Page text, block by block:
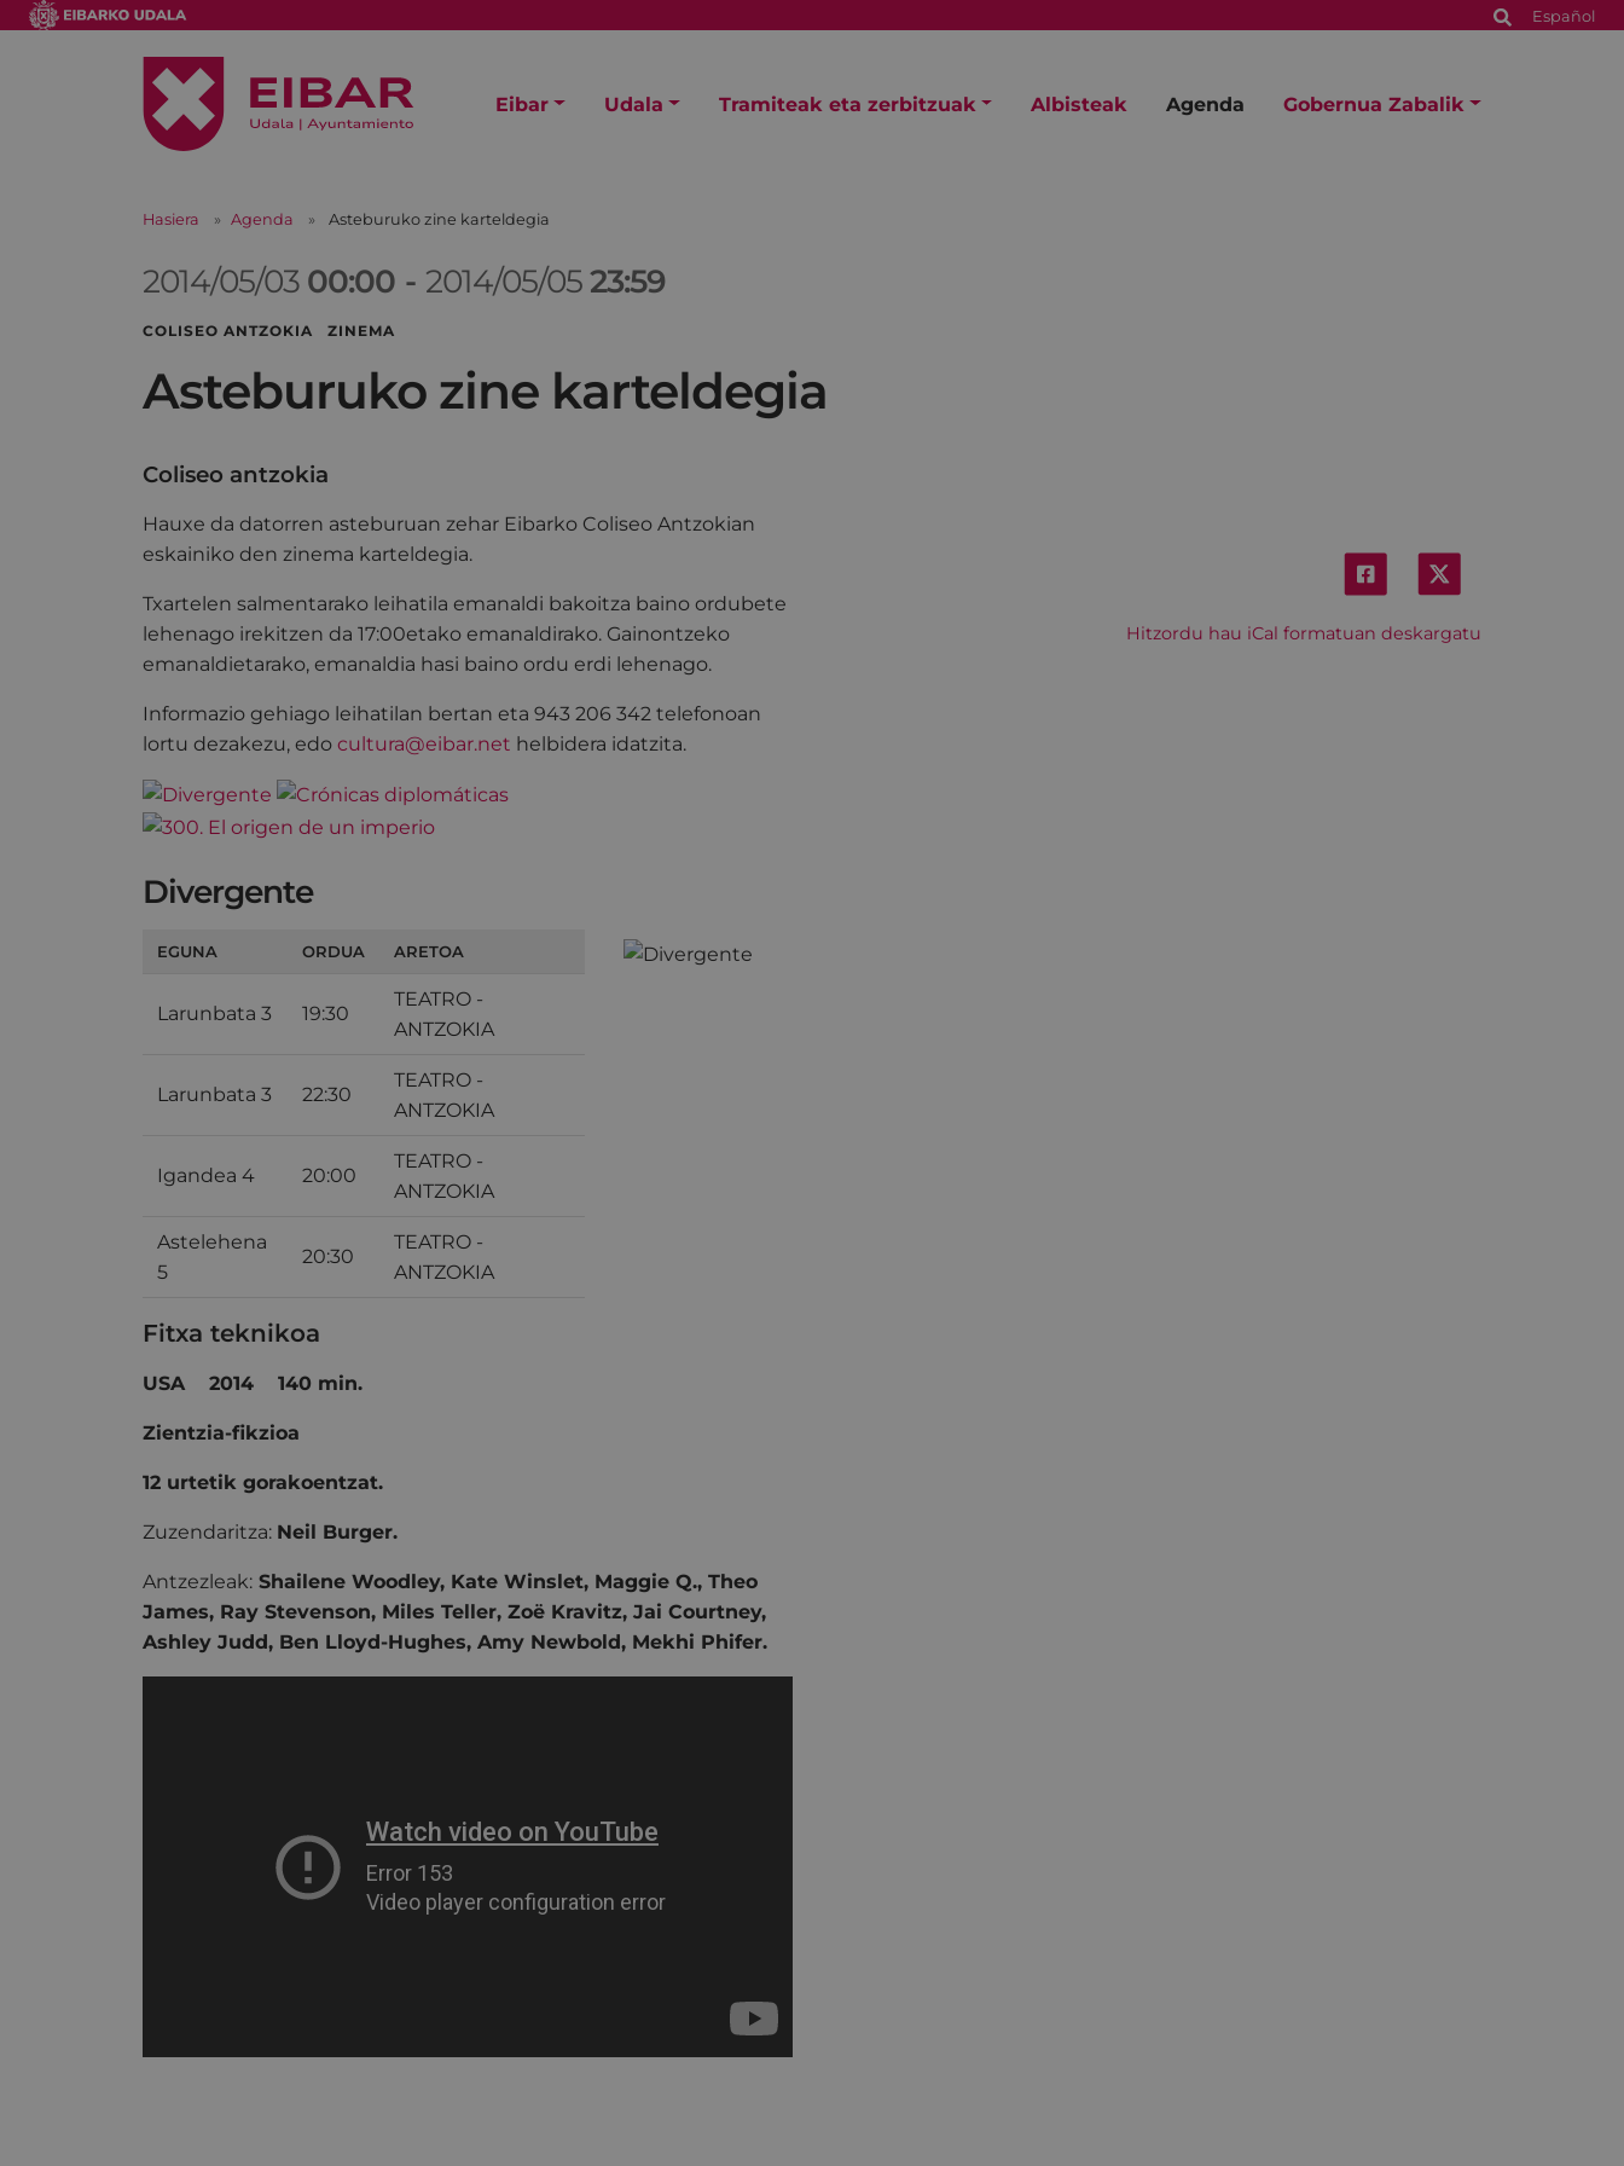
Español
Eibar Udala Tramiteak eta zerbitzuak Albisteak Agenda Gobernua Zabalik
Hasiera Agenda Asteburuko zine karteldegia
2014/05/03 00:00 - 2014/05/0523:59
COLISEO ANTZOKIA ZINEMA
Asteburuko zine karteldegia
Coliseo antzokia
Hitzordu hau iCal formatuan deskargatu
Hauxe da datorren asteburuan zehar Eibarko Coliseo Antzokian
eskainiko den zinema karteldegia.
Txartelen salmentarako leihatila emanaldi bakoitza baino ordubete
lehenago irekitzen da 17:00etako emanaldirako. Gainontzeko
emanaldietarako, emanaldia hasi baino ordu erdi lehenago.
Informazio gehiago leihatilan bertan eta 943 206 342 telefonoan
lortu dezakezu, edo cultura@eibar.net helbidera idatzita.
Divergente
EGUNA ORDUA ARETOA
Larunbata 3 19:30
TEATRO -
ANTZOKIA
Larunbata 3 22:30
TEATRO -
ANTZOKIA
Igandea 4 20:00
TEATRO -
ANTZOKIA
Astelehena
5
20:30
TEATRO -
ANTZOKIA
Fitxa teknikoa
USA 2014 140 min.
Zientzia-fikzioa
12 urtetik gorakoentzat.
Zuzendaritza: Neil Burger.
Antzezleak: Shailene Woodley, Kate Winslet, Maggie Q., Theo
James, Ray Stevenson, Miles Teller, Zoë Kravitz, Jai Courtney,
Ashley Judd, Ben Lloyd-Hughes, Amy Newbold, Mekhi Phifer.